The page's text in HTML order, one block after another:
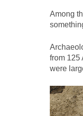
Among
from 125
were